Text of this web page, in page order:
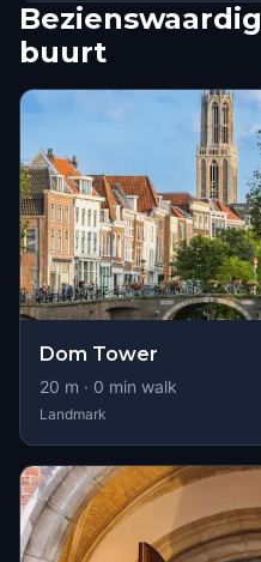
buurt
Dom Tower
20 m · 0 min walk
Landmark